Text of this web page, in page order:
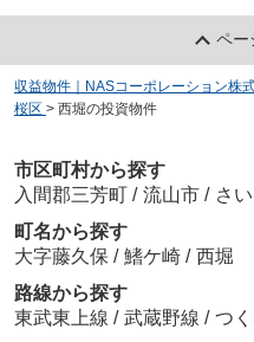
ペー
収益物件｜NASコーポレーション株
桜区 > 西堀の投資物件
市区町村から探す
入間郡三芳町 / 流山市 / さ
町名から探す
大字藤久保 / 鰭ケ崎 / 西堀
路線から探す
東武東上線 / 武蔵野線 / つ